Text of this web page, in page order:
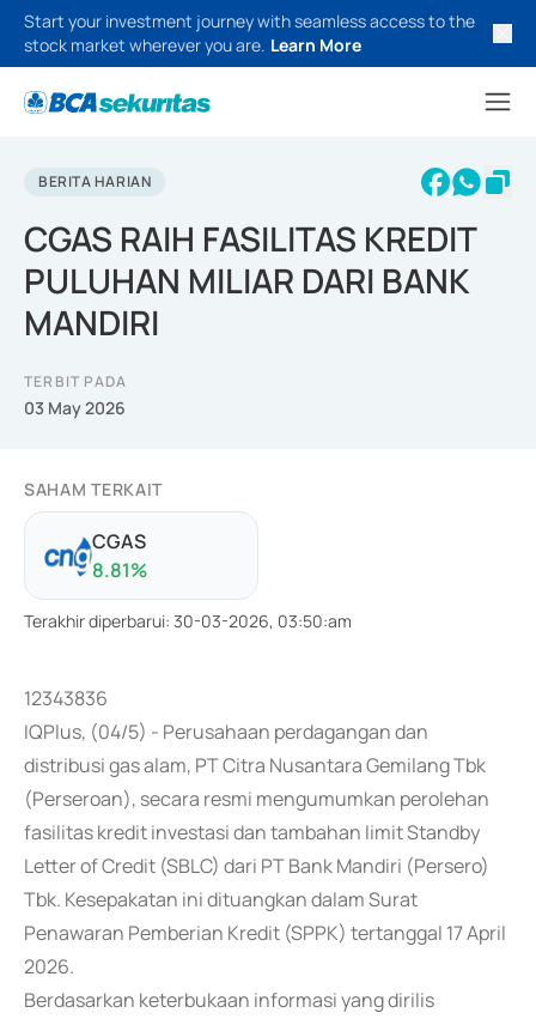
Start your investment journey with seamless access to the
stock market wherever you are. Learn More
BERITA HARIAN
CGAS RAIH FASILITAS KREDIT
PULUHAN MILIAR DARI BANK
MANDIRI
TERBIT PADA
03 May 2026
SAHAM TERKAIT
CGAS
8.81%
Terakhir diperbarui: 30-03-2026, 03:50:am
12343836
IQPlus, (04/5) - Perusahaan perdagangan dan
distribusi gas alam, PT Citra Nusantara Gemilang Tbk
(Perseroan), secara resmi mengumumkan perolehan
fasilitas kredit investasi dan tambahan limit Standby
Letter of Credit (SBLC) dari PT Bank Mandiri (Persero)
Tbk. Kesepakatan ini dituangkan dalam Surat
Penawaran Pemberian Kredit (SPPK) tertanggal 17 April
2026.
Berdasarkan keterbukaan informasi yang dirilis